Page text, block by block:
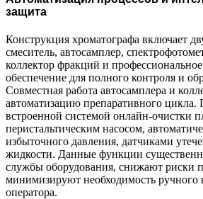
защита
Конструкция хроматографа включает
смеситель, автосамплер,
коллектор фракций и
обеспечение для полного контроля и
Совместная работа автосамплера и
автоматизацию препаративного
встроенной системой онлайн-очистки
перистальтическим насосом,
избыточного давления, датчиками
жидкости. Данные функции
службы оборудования, снижают риски
минимизируют необходимость ручного
оператора.